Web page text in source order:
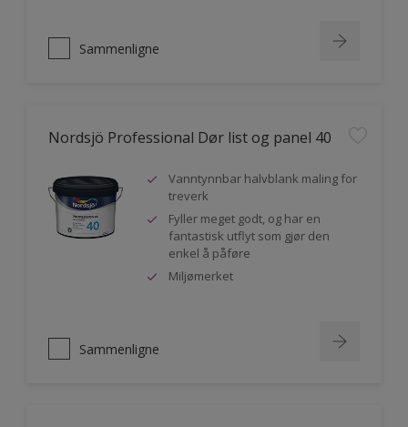
Sammenligne
Nordsjö Professional Dør list og panel 40
Vanntynnbar halvblank maling for
treverk
Fyller meget godt, og har en
fantastisk utflyt som gjør den
enkel å påføre
Miljømerket
Sammenligne